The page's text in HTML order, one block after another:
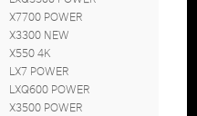
X7700 POWER
X3300 NEW
X550 4K
LX7 POWER
LXQ600 POWER
X3500 POWER